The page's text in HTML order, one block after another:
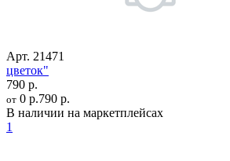
Арт. 21471
цветок"
790 р.
от 0 р.790 р.
В наличии на маркетплейсах
1